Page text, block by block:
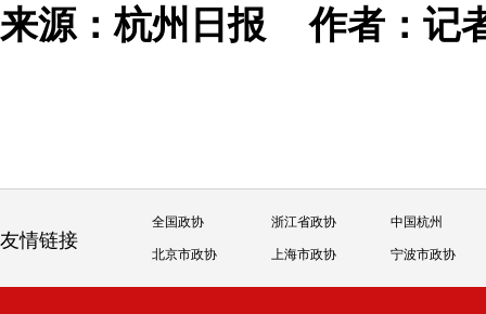
来源：杭州日报作者：记
友情链接
全国政协 浙江省政协 中国杭州
北京市政协 上海市政协 宁波市政协